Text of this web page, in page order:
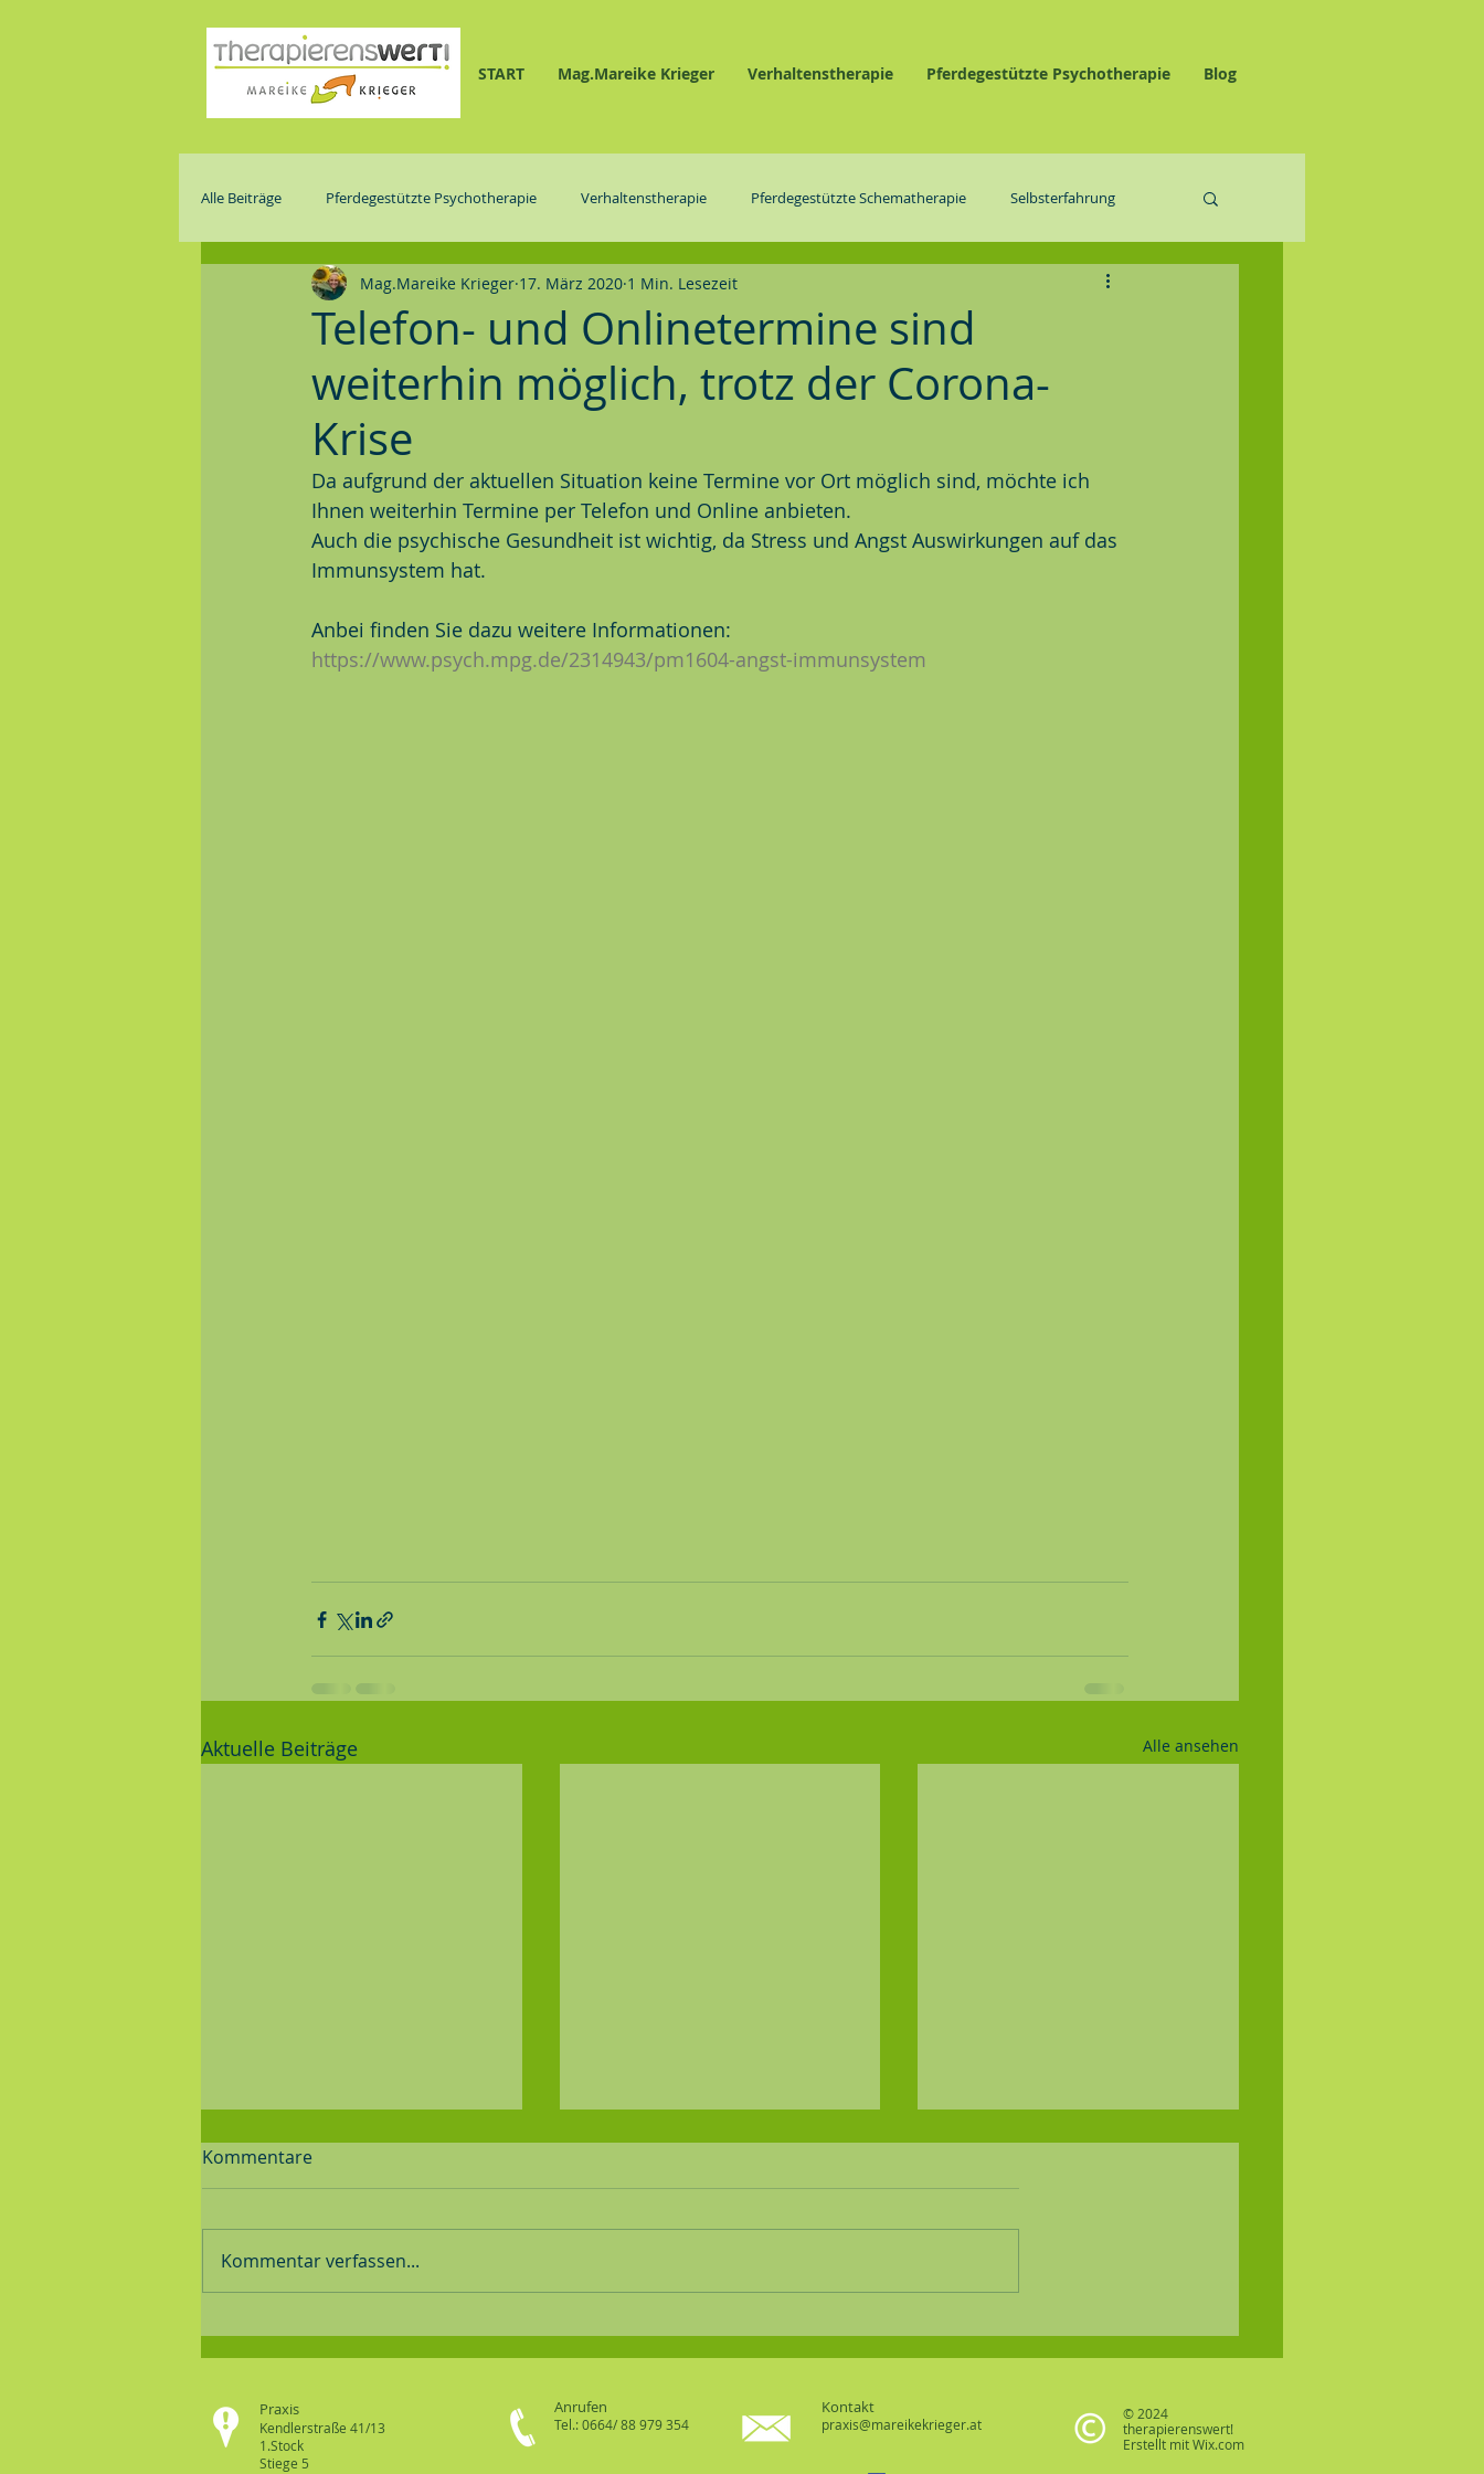
START Mag.Mareike Krieger Verhaltenstherapie Pferdegestützte Psychotherapie Blog
Alle Beiträge Pferdegestützte Psychotherapie Verhaltenstherapie Pferdegestützte Schematherapie Selbsterfahrung
Telefon- und Onlinetermine sind
weiterhin möglich, trotz der Corona-
Krise
Mag.Mareike Krieger 17. März 2020 1 Min. Lesezeit
Da aufgrund der aktuellen Situation keine Termine vor Ort möglich sind, möchte ich
Ihnen weiterhin Termine per Telefon und Online anbieten.
Auch die psychische Gesundheit ist wichtig, da Stress und Angst Auswirkungen auf das
Immunsystem hat.
Anbei finden Sie dazu weitere Informationen:
https://www.psych.mpg.de/2314943/pm1604-angst-immunsystem
Aktuelle Beiträge Alle ansehen
Inspire 2026
Gruppenselbsterfahrung
Modusarbeit
Kommentare
Kommentar verfassen...
Praxis
Kendlerstraße 41/13
1.Stock
Stiege 5
Anrufen
Tel.: 0664/ 88 979 354
Kontakt
praxis@mareikekrieger.at
© 2024
therapierenswert!
Erstellt mitWix.com